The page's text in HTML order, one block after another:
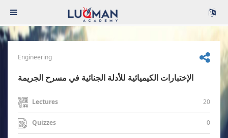
Engineering
الإختبارات الكيميائية للأدلة الجنائية في مسرح الجريمة
Lectures 20
Quizzes 0